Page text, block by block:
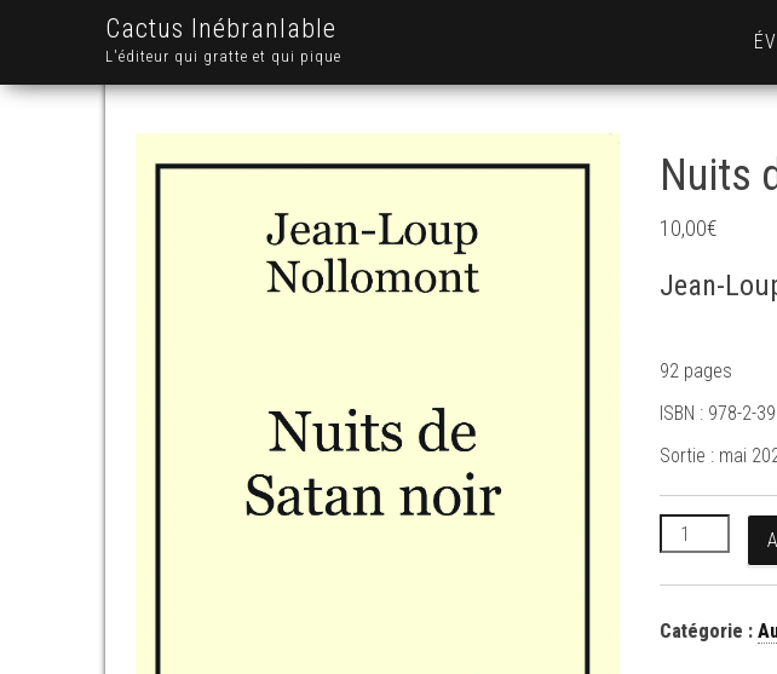
Cactus Inébranlable
L'éditeur qui gratte et qui pique
Nuits
10,00€
Jean-
92 pages
ISBN : 978-2-
Sortie : mai
quantité de
Catégorie :